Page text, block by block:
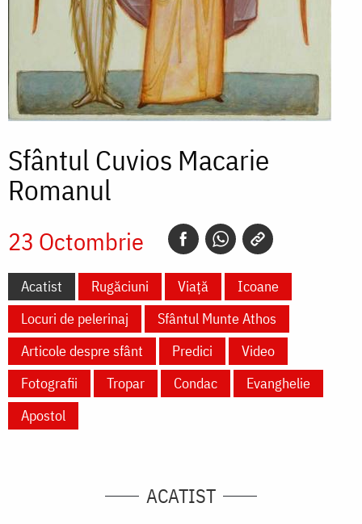
Sfântul Cuvios Macarie
Romanul
23 Octombrie
Acatist Rugăciuni Viață
Icoane
Locuri de pelerinaj
Sfântul Munte Athos
Articole despre sfânt
Predici
Video
Fotografii
Tropar Condac
Evanghelie
Apostol
ACATIST